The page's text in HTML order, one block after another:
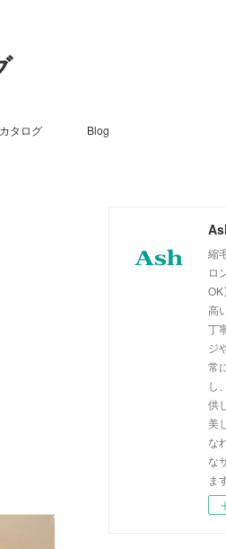
タログ Blog
縮
ロ
高
丁
ジ
常
し
供
美
な
な
ま